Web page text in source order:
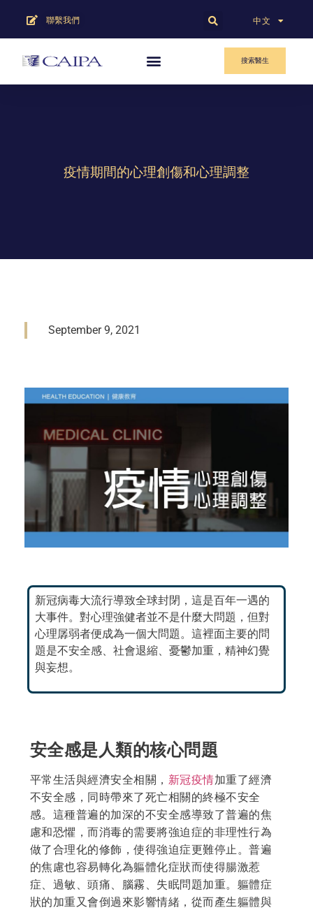
中文
English
聯繫我們
搜索醫生
疫情期間的心理創傷和心理調整
September 9, 2021
新冠病毒大流行導致全球封閉，這是百年一遇的
大事件。對心理強健者並不是什麼大問題，但對
心理孱弱者便成為一個大問題。這裡面主要的問
題是不安全感、社會退縮、憂鬱加重，精神幻覺
與妄想。
安全感是人類的核心問題
平常生活與經濟安全相關， 新冠疫情加重了經濟
不安全感，同時帶來了死亡相關的終極不安全
感。這種普遍的加深的不安全感導致了普遍的焦
慮和恐懼，而消毒的需要將強迫症的非理性行為
做了合理化的修飾，使得強迫症更難停止。普遍
的焦慮也容易轉化為軀體化症狀而使得腸激惹
症、過敏、頭痛、腦霧、失眠問題加重。軀體症
狀的加重又會倒過來影響情緒，從而產生軀體與